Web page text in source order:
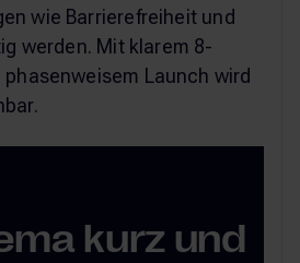
wie Barrierefreiheit und
werden. Mit klarem 8-
Launch wird
kurz und